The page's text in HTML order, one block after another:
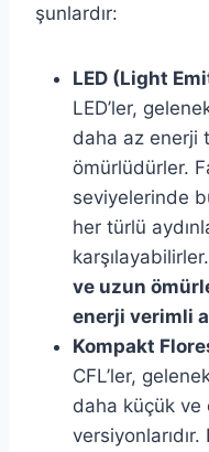
şunlardır:
LED (Light
LED’ler,
daha az enerji
ömürlüdürler.
seviyelerinde
her türlü
karşılayabilirler.
ve uzun
enerji verimli
Kompakt
CFL’ler,
daha küçük ve